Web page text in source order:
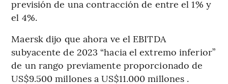
previsión de una contracción de entre el 1% y
el 4%.
Maersk dijo que ahora ve el EBITDA
subyacente de 2023 “hacia el extremo inferior”
de un rango previamente proporcionado de
US$9.500 millones a US$11.000 millones .